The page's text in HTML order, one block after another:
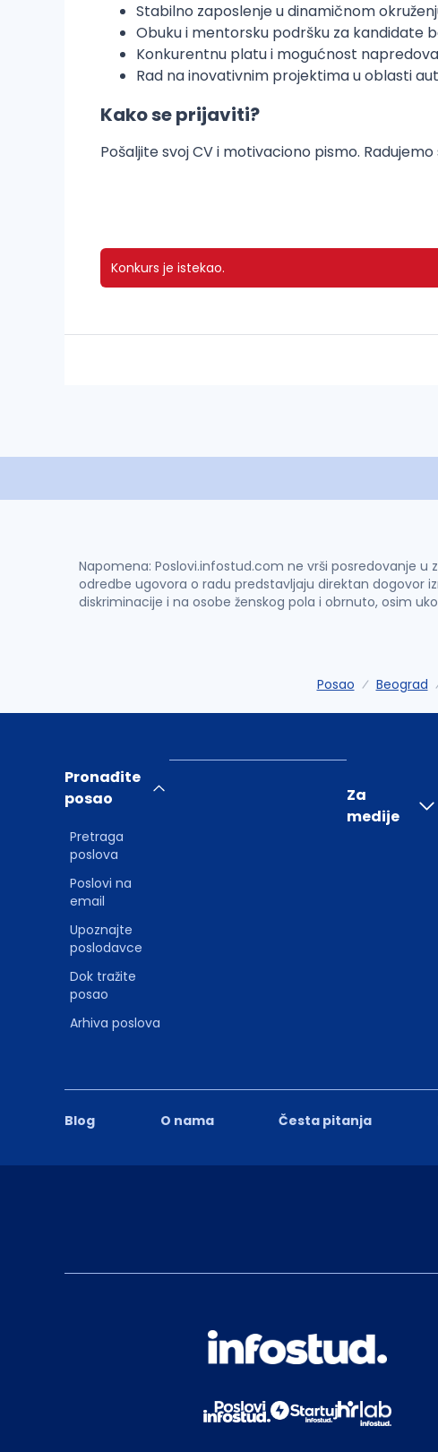
Stabilno zaposlenje u dinamičnom
Obuku i mentorsku podršku za kandidate
Konkurentnu platu i mogućnost
Rad na inovativnim projektima u oblasti
Kako se prijaviti?
Pošaljite svoj CV i motivaciono pismo.
Konkurs je istekao.
Napomena: Poslovi.infostud.com ne vrši posredovanje u
odredbe ugovora o radu predstavljaju direktan dogovor
diskriminacije i na osobe ženskog pola i obrnuto, osim
Posao Beograd
Blog O nama Česta pitanja
Pronađite
posao
Pretraga
poslova
Poslovi na
email
Upoznajte
poslodavce
Dok tražite
posao
Arhiva poslova
Za
medije